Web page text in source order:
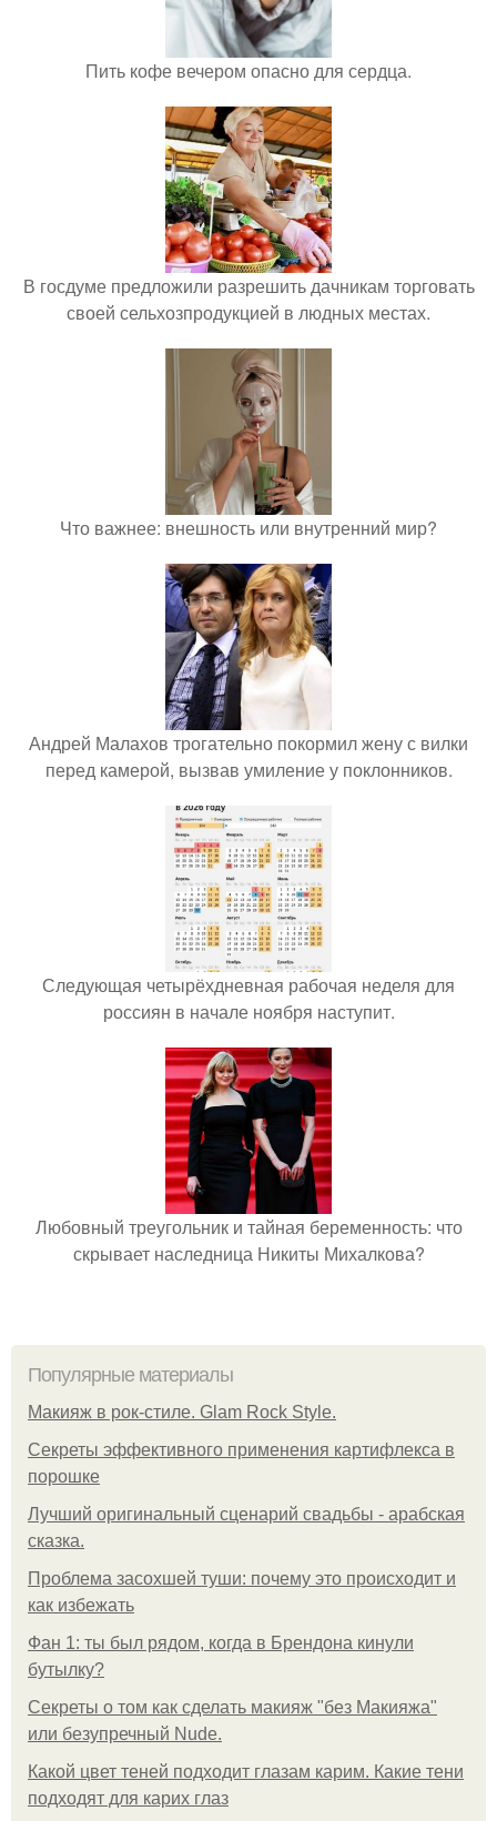
Пить кофе вечером опасно для сердца.
В госдуме предложили разрешить дачникам торговать
своей сельхозпродукцией в людных местах.
Что важнее: внешность или внутренний мир?
Андрей Малахов трогательно покормил жену с вилки
перед камерой, вызвав умиление у поклонников.
Следующая четырёхдневная рабочая неделя для
россиян в начале ноября наступит.
Любовный треугольник и тайная беременность: что
скрывает наследница Никиты Михалкова?
Популярные материалы
Макияж в рок-стиле. Glam Rock Style.
Секреты эффективного применения картифлекса в
порошке
Лучший оригинальный сценарий свадьбы - арабская
сказка.
Проблема засохшей туши: почему это происходит и
как избежать
Фан 1: ты был рядом, когда в Брендона кинули
бутылку?
Секреты о том как сделать макияж "без Макияжа"
или безупречный Nude.
Какой цвет теней подходит глазам карим. Какие тени
подходят для карих глаз